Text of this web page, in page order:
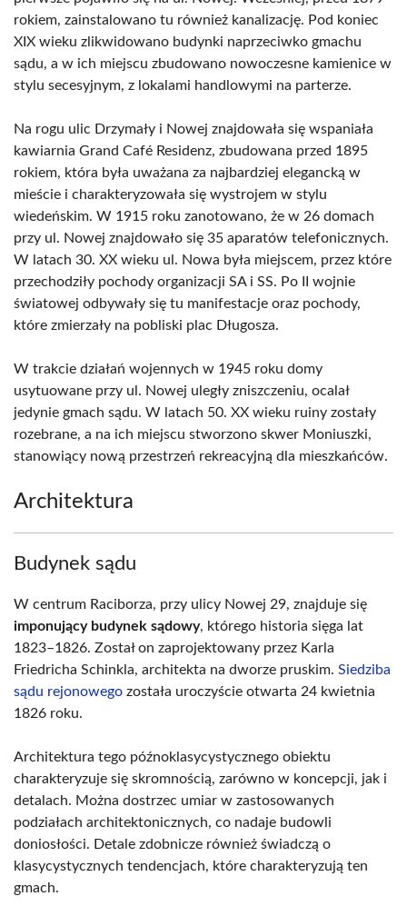
rokiem, zainstalowano tu również kanalizację. Pod koniec
XIX wieku zlikwidowano budynki naprzeciwko gmachu
sądu, a w ich miejscu zbudowano nowoczesne kamienice w
stylu secesyjnym, z lokalami handlowymi na parterze.
Na rogu ulic Drzymały i Nowej znajdowała się wspaniała
kawiarnia Grand Café Residenz, zbudowana przed 1895
rokiem, która była uważana za najbardziej elegancką w
mieście i charakteryzowała się wystrojem w stylu
wiedeńskim. W 1915 roku zanotowano, że w 26 domach
przy ul. Nowej znajdowało się 35 aparatów telefonicznych.
W latach 30. XX wieku ul. Nowa była miejscem, przez które
przechodziły pochody organizacji SA i SS. Po II wojnie
światowej odbywały się tu manifestacje oraz pochody,
które zmierzały na pobliski plac Długosza.
W trakcie działań wojennych w 1945 roku domy
usytuowane przy ul. Nowej uległy zniszczeniu, ocalał
jedynie gmach sądu. W latach 50. XX wieku ruiny zostały
rozebrane, a na ich miejscu stworzono skwer Moniuszki,
stanowiący nową przestrzeń rekreacyjną dla mieszkańców.
Architektura
Budynek sądu
W centrum Raciborza, przy ulicy Nowej 29, znajduje się
imponujący budynek sądowy, którego historia sięga lat
1823–1826. Został on zaprojektowany przez Karla
Friedricha Schinkla, architekta na dworze pruskim. Siedziba
sądu rejonowego została uroczyście otwarta 24 kwietnia
1826 roku.
Architektura tego późnoklasycystycznego obiektu
charakteryzuje się skromnością, zarówno w koncepcji, jak i
detalach. Można dostrzec umiar w zastosowanych
podziałach architektonicznych, co nadaje budowli
doniosłości. Detale zdobnicze również świadczą o
klasycystycznych tendencjach, które charakteryzują ten
gmach.